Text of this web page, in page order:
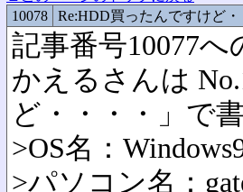
10078
Re:HDD買ったんですけど・
記事番号10077へ
かえるさんは
ど・・・・」で
>OS名：
>パソコン名：